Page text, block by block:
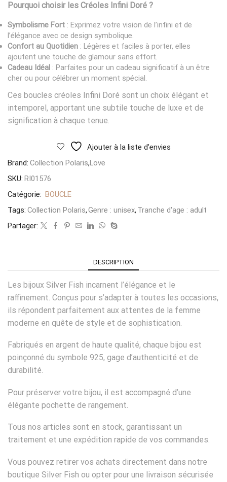
Pourquoi choisir les Créoles Infini Doré ?
Symbolisme Fort : Exprimez votre vision de l’infini et de
l’élégance avec ce design symbolique.
Confort au Quotidien : Légères et faciles à porter, elles
ajoutent une touche de glamour sans effort.
Cadeau Idéal : Parfaites pour un cadeau significatif à un être
cher ou pour célébrer un moment spécial.
Ces boucles créoles Infini Doré sont un choix élégant et
intemporel, apportant une subtile touche de luxe et de
signification à chaque tenue.
Ajouter à la liste d’envies
Brand: Collection Polaris,Love
SKU: RI01576
Catégorie: BOUCLE
Tags: Collection Polaris,Genre : unisex, Tranche d'age : adult
Partager:
DESCRIPTION
Les bijoux Silver Fish incarnent l’élégance et le
raffinement. Conçus pour s’adapter à toutes les occasions,
ils répondent parfaitement aux attentes de la femme
moderne en quête de style et de sophistication.
Fabriqués en argent de haute qualité, chaque bijou est
poinçonné du symbole 925, gage d’authenticité et de
durabilité.
Pour préserver votre bijou, il est accompagné d’une
élégante pochette de rangement.
Tous nos articles sont en stock, garantissant un
traitement et une expédition rapide de vos commandes.
Vous pouvez retirer vos achats directement dans notre
boutique Silver Fish ou opter pour une livraison sécurisée